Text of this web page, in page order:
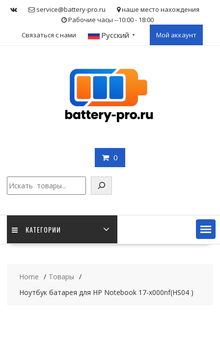
service@battery-pro.ru
наше место нахождения
Рабочие часы --10:00 - 18:00
Связаться с нами
Русский ▼ Мой аккаунт
0
КАТЕГОРИИ
Home
Товары
Ноутбук батарея для HP Notebook 17-x000nf(HS04 )